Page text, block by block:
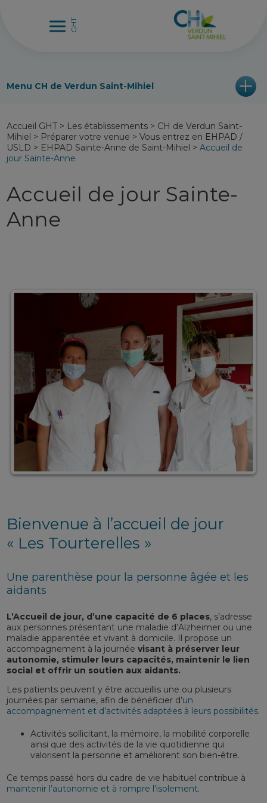
Menu CH de Verdun Saint-Mihiel
Accueil GHT> Les établissements > CH de Verdun Saint-
Mihiel > Préparer votre venue >Vous entrez en EHPAD /
USLD > EHPAD Sainte-Anne de Saint-Mihiel >Accueil de
jour Sainte-Anne
Accueil de jour Sainte-
Anne
Bienvenue à l’accueil de jour
« Les Tourterelles »
Une parenthèse pour la personne âgée et les
aidants
L’Accueil de jour, d’une capacité de 6 places, s’adresse
aux personnes présentant une maladie d’Alzheimer ou une
maladie apparentée et vivant à domicile. Il propose un
accompagnement à la journéevisant à préserver leur
autonomie, stimuler leurs capacités, maintenir le lien
social et offrir un soutien aux aidants.
Les patients peuvent y être accueillis une ou plusieurs
journées par semaine, afin de bénéficier d’un
accompagnement et d’activités adaptées à leurs possibilités.
Activités sollicitant, la mémoire, la mobilité corporelle
ainsi que des activités de la vie quotidienne qui
valorisent la personne et améliorent son bien-être.
Ce temps passé hors du cadre de vie habituel contribue à
maintenir l’autonomie et à rompre l’isolement.